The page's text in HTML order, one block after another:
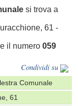
si trova a
61 -
il numero 059
Condividi su
Comunale
61